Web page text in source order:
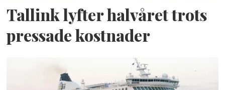
Tallink lyfter halvåret trots
pressade kostnader